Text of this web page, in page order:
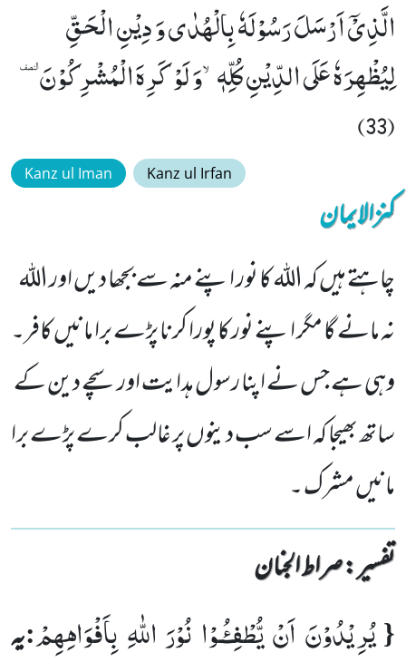
الَّذِیْۤ اَرْسَلَ رَسُوْلَهٗ بِالْهُدٰى وَ دِیْنِ الْحَقِّ
لِیُظْهِرَهٗ عَلَى الدِّیْنِ كُلِّهٖۙ-وَ لَوْ كَرِهَ الْمُشْرِكُوْنَٜ
(33)
Kanz ul Iman Kanz ul Irfan
کنزالایمان
چاہتے ہیں کہ اللہ کا نور اپنے منہ سے بجھا دیں اور اللہ
نہ مانے گا مگر اپنے نور کا پورا کرنا پڑے برا مانیں کافر۔
وہی ہے جس نے اپنا رسول ہدایت اور سچے دین کے
ساتھ بھیجا کہ اسے سب دینوں پر غالب کرے پڑے برا
مانیں مشرک ۔
تفسیر : ‎صراط الجنان
{یُرِیْدُوْنَ اَنْ یُّطْفِـٴُـوْا نُوْرَ اللّٰهِ بِاَفْوَاهِهِمْ:یہ